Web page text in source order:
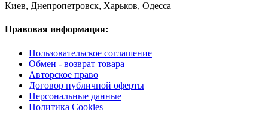
Киев, Днепропетровск, Харьков, Одесса
Правовая информация:
Пользовательское соглашение
Обмен - возврат товара
Авторское право
Договор публичной оферты
Персональные данные
Политика Cookies